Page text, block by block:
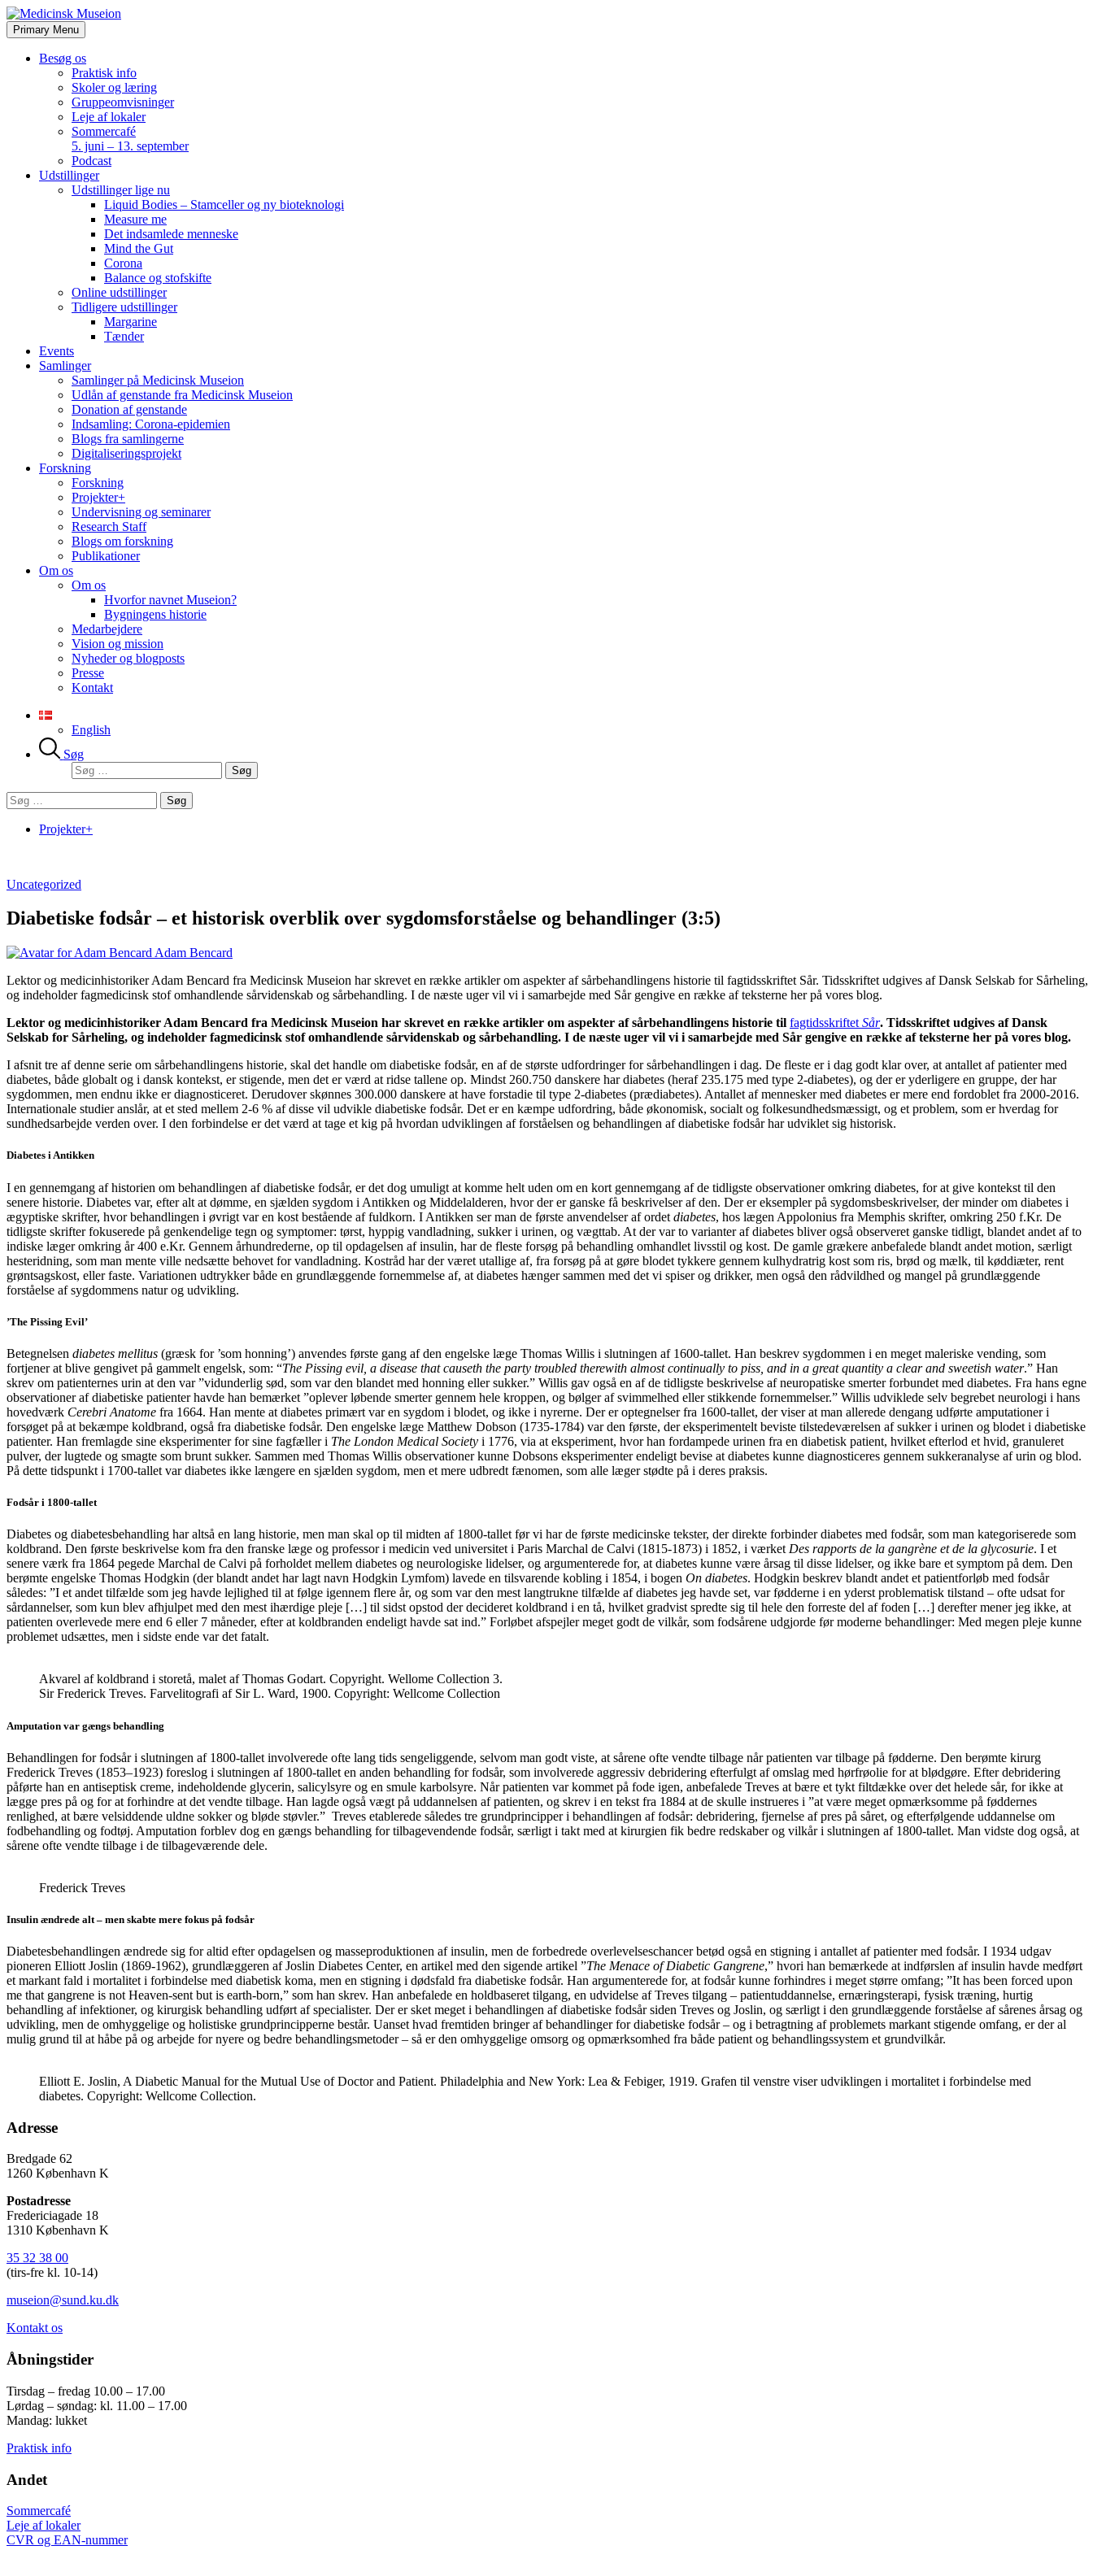
Skip
to
content
Primary Menu
Besøg os
Praktisk info
Skoler og læring
Gruppeomvisninger
Leje af lokaler
Sommercafé
5. juni – 13. september
Podcast
Udstillinger
Udstillinger lige nu
Liquid Bodies – Stamceller og ny bioteknologi
Measure me
Det indsamlede menneske
Mind the Gut
Corona
Balance og stofskifte
Online udstillinger
Tidligere udstillinger
Margarine
Tænder
Events
Samlinger
Samlinger på Medicinsk Museion
Udlån af genstande fra Medicinsk Museion
Donation af genstande
Indsamling: Corona-epidemien
Blogs fra samlingerne
Digitaliseringsprojekt
Forskning
Forskning
Projekter+
Undervisning og seminarer
Research Staff
Blogs om forskning
Publikationer
Om os
Om os
Hvorfor navnet Museion?
Bygningens historie
Medarbejdere
Vision og mission
Nyheder og blogposts
Presse
Kontakt
English
Søg
Søg
efter:
Søg
efter:
Projekter+
Uncategorized
Diabetiske fodsår – et historisk overblik over sygdomsforståelse og behandlinger (3:5)
Adam Bencard
Lektor og medicinhistoriker Adam Bencard fra Medicinsk Museion har skrevet en række artikler om aspekter af sårbehandlingens historie til fagtidsskriftet Sår. Tidsskriftet udgives af Dansk Selskab for Sårheling,
og indeholder fagmedicinsk stof omhandlende sårvidenskab og sårbehandling. I de næste uger vil vi i samarbejde med Sår gengive en række af teksterne her på vores blog.
Lektor og medicinhistoriker Adam Bencard fra Medicinsk Museion har skrevet en række artikler om aspekter af sårbehandlingens historie til fagtidsskriftet Sår. Tidsskriftet udgives af Dansk
Selskab for Sårheling, og indeholder fagmedicinsk stof omhandlende sårvidenskab og sårbehandling. I de næste uger vil vi i samarbejde med Sår gengive en række af teksterne her på vores blog.
I afsnit tre af denne serie om sårbehandlingens historie, skal det handle om diabetiske fodsår, en af de største udfordringer for sårbehandlingen i dag. De fleste er i dag godt klar over, at antallet af patienter med
diabetes, både globalt og i dansk kontekst, er stigende, men det er værd at ridse tallene op. Mindst 260.750 danskere har diabetes (heraf 235.175 med type 2-diabetes), og der er yderligere en gruppe, der har
sygdommen, men endnu ikke er diagnosticeret. Derudover skønnes 300.000 danskere at have forstadie til type 2-diabetes (prædiabetes). Antallet af mennesker med diabetes er mere end fordoblet fra 2000-2016.
Internationale studier anslår, at et sted mellem 2-6 % af disse vil udvikle diabetiske fodsår. Det er en kæmpe udfordring, både økonomisk, socialt og folkesundhedsmæssigt, og et problem, som er hverdag for
sundhedsarbejde verden over. I den forbindelse er det værd at tage et kig på hvordan udviklingen af forståelsen og behandlingen af diabetiske fodsår har udviklet sig historisk.
Diabetes i Antikken
I en gennemgang af historien om behandlingen af diabetiske fodsår, er det dog umuligt at komme helt uden om en kort gennemgang af de tidligste observationer omkring diabetes, for at give kontekst til den
senere historie. Diabetes var, efter alt at dømme, en sjælden sygdom i Antikken og Middelalderen, hvor der er ganske få beskrivelser af den. Der er eksempler på sygdomsbeskrivelser, der minder om diabetes i
ægyptiske skrifter, hvor behandlingen i øvrigt var en kost bestående af fuldkorn. I Antikken ser man de første anvendelser af ordet diabetes, hos lægen Appolonius fra Memphis skrifter, omkring 250 f.Kr. De
tidligste skrifter fokuserede på genkendelige tegn og symptomer: tørst, hyppig vandladning, sukker i urinen, og vægttab. At der var to varianter af diabetes bliver også observeret ganske tidligt, blandet andet af to
indiske læger omkring år 400 e.Kr. Gennem århundrederne, op til opdagelsen af insulin, har de fleste forsøg på behandling omhandlet livsstil og kost. De gamle grækere anbefalede blandt andet motion, særligt
hesteridning, som man mente ville nedsætte behovet for vandladning. Kostråd har der været utallige af, fra forsøg på at gøre blodet tykkere gennem kulhydratrig kost som ris, brød og mælk, til køddiæter, rent
grøntsagskost, eller faste. Variationen udtrykker både en grundlæggende fornemmelse af, at diabetes hænger sammen med det vi spiser og drikker, men også den rådvildhed og mangel på grundlæggende
forståelse af sygdommens natur og udvikling.
’The Pissing Evil’
Betegnelsen diabetes mellitus (græsk for ’som honning’) anvendes første gang af den engelske læge Thomas Willis i slutningen af 1600-tallet. Han beskrev sygdommen i en meget maleriske vending, som
fortjener at blive gengivet på gammelt engelsk, som: “The Pissing evil, a disease that causeth the party troubled therewith almost continually to piss, and in a great quantity a clear and sweetish water.” Han
skrev om patienternes urin at den var ”vidunderlig sød, som var den blandet med honning eller sukker.” Willis gav også en af de tidligste beskrivelse af neuropatiske smerter forbundet med diabetes. Fra hans egne
observationer af diabetiske patienter havde han bemærket ”oplever løbende smerter gennem hele kroppen, og bølger af svimmelhed eller stikkende fornemmelser.” Willis udviklede selv begrebet neurologi i hans
hovedværk Cerebri Anatome fra 1664. Han mente at diabetes primært var en sygdom i blodet, og ikke i nyrerne. Der er optegnelser fra 1600-tallet, der viser at man allerede dengang udførte amputationer i
forsøget på at bekæmpe koldbrand, også fra diabetiske fodsår. Den engelske læge Matthew Dobson (1735-1784) var den første, der eksperimentelt beviste tilstedeværelsen af sukker i urinen og blodet i diabetiske
patienter. Han fremlagde sine eksperimenter for sine fagfæller i The London Medical Society i 1776, via at eksperiment, hvor han fordampede urinen fra en diabetisk patient, hvilket efterlod et hvid, granuleret
pulver, der lugtede og smagte som brunt sukker. Sammen med Thomas Willis observationer kunne Dobsons eksperimenter endeligt bevise at diabetes kunne diagnosticeres gennem sukkeranalyse af urin og blod.
På dette tidspunkt i 1700-tallet var diabetes ikke længere en sjælden sygdom, men et mere udbredt fænomen, som alle læger stødte på i deres praksis.
Fodsår i 1800-tallet
Diabetes og diabetesbehandling har altså en lang historie, men man skal op til midten af 1800-tallet før vi har de første medicinske tekster, der direkte forbinder diabetes med fodsår, som man kategoriserede som
koldbrand. Den første beskrivelse kom fra den franske læge og professor i medicin ved universitet i Paris Marchal de Calvi (1815-1873) i 1852, i værket Des rapports de la gangrène et de la glycosurie. I et
senere værk fra 1864 pegede Marchal de Calvi på forholdet mellem diabetes og neurologiske lidelser, og argumenterede for, at diabetes kunne være årsag til disse lidelser, og ikke bare et symptom på dem. Den
berømte engelske Thomas Hodgkin (der blandt andet har lagt navn Hodgkin Lymfom) lavede en tilsvarende kobling i 1854, i bogen On diabetes. Hodgkin beskrev blandt andet et patientforløb med fodsår
således: ”I et andet tilfælde som jeg havde lejlighed til at følge igennem flere år, og som var den mest langtrukne tilfælde af diabetes jeg havde set, var fødderne i en yderst problematisk tilstand – ofte udsat for
sårdannelser, som kun blev afhjulpet med den mest ihærdige pleje […] til sidst opstod der decideret koldbrand i en tå, hvilket gradvist spredte sig til hele den forreste del af foden […] derefter mener jeg ikke, at
patienten overlevede mere end 6 eller 7 måneder, efter at koldbranden endeligt havde sat ind.” Forløbet afspejler meget godt de vilkår, som fodsårene udgjorde før moderne behandlinger: Med megen pleje kunne
problemet udsættes, men i sidste ende var det fatalt.
Akvarel af koldbrand i storetå, malet af Thomas Godart. Copyright. Wellome Collection 3.
Sir Frederick Treves. Farvelitografi af Sir L. Ward, 1900. Copyright: Wellcome Collection
Amputation var gængs behandling
Behandlingen for fodsår i slutningen af 1800-tallet involverede ofte lang tids sengeliggende, selvom man godt viste, at sårene ofte vendte tilbage når patienten var tilbage på fødderne. Den berømte kirurg
Frederick Treves (1853–1923) foreslog i slutningen af 1800-tallet en anden behandling for fodsår, som involverede aggressiv debridering efterfulgt af omslag med hørfrøolie for at blødgøre. Efter debridering
påførte han en antiseptisk creme, indeholdende glycerin, salicylsyre og en smule karbolsyre. Når patienten var kommet på fode igen, anbefalede Treves at bære et tykt filtdække over det helede sår, for ikke at
lægge pres på og for at forhindre at det vendte tilbage. Han lagde også vægt på uddannelsen af patienten, og skrev i en tekst fra 1884 at de skulle instrueres i ”at være meget opmærksomme på føddernes
renlighed, at bære velsiddende uldne sokker og bløde støvler.” Treves etablerede således tre grundprincipper i behandlingen af fodsår: debridering, fjernelse af pres på såret, og efterfølgende uddannelse om
fodbehandling og fodtøj. Amputation forblev dog en gængs behandling for tilbagevendende fodsår, særligt i takt med at kirurgien fik bedre redskaber og vilkår i slutningen af 1800-tallet. Man vidste dog også, at
sårene ofte vendte tilbage i de tilbageværende dele.
Frederick Treves
Insulin ændrede alt – men skabte mere fokus på fodsår
Diabetesbehandlingen ændrede sig for altid efter opdagelsen og masseproduktionen af insulin, men de forbedrede overlevelseschancer betød også en stigning i antallet af patienter med fodsår. I 1934 udgav
pioneren Elliott Joslin (1869-1962), grundlæggeren af Joslin Diabetes Center, en artikel med den sigende artikel ”The Menace of Diabetic Gangrene,” hvori han bemærkede at indførslen af insulin havde medført
et markant fald i mortalitet i forbindelse med diabetisk koma, men en stigning i dødsfald fra diabetiske fodsår. Han argumenterede for, at fodsår kunne forhindres i meget større omfang; ”It has been forced upon
me that gangrene is not Heaven-sent but is earth-born,” som han skrev. Han anbefalede en holdbaseret tilgang, en udvidelse af Treves tilgang – patientuddannelse, ernæringsterapi, fysisk træning, hurtig
behandling af infektioner, og kirurgisk behandling udført af specialister. Der er sket meget i behandlingen af diabetiske fodsår siden Treves og Joslin, og særligt i den grundlæggende forståelse af sårenes årsag og
udvikling, men de omhyggelige og holistiske grundprincipperne består. Uanset hvad fremtiden bringer af behandlinger for diabetiske fodsår – og i betragtning af problemets markant stigende omfang, er der al
mulig grund til at håbe på og arbejde for nyere og bedre behandlingsmetoder – så er den omhyggelige omsorg og opmærksomhed fra både patient og behandlingssystem et grundvilkår.
Elliott E. Joslin, A Diabetic Manual for the Mutual Use of Doctor and Patient. Philadelphia and New York: Lea & Febiger, 1919. Grafen til venstre viser udviklingen i mortalitet i forbindelse med
diabetes. Copyright: Wellcome Collection.
Adresse
Bredgade 62
1260 København K
Postadresse
Fredericiagade 18
1310 København K
35 32 38 00
(tirs-fre kl. 10-14)
museion@sund.ku.dk
Kontakt os
Åbningstider
Tirsdag – fredag 10.00 – 17.00
Lørdag – søndag: kl. 11.00 – 17.00
Mandag: lukket
Praktisk info
Andet
Sommercafé
Leje af lokaler
CVR og EAN-nummer